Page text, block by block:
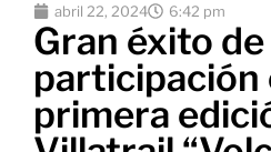
abril 22, 2024 6:42 pm
Gran éxito de
participación
primera